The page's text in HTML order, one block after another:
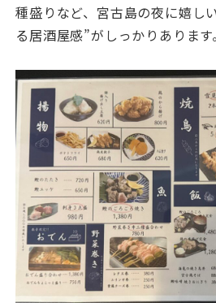
種盛りなど、宮古島の夜に嬉し
る居酒屋感”がしっかりあります。